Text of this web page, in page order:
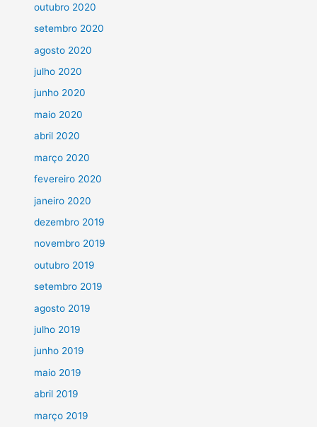
outubro 2020
setembro 2020
agosto 2020
julho 2020
junho 2020
maio 2020
abril 2020
março 2020
fevereiro 2020
janeiro 2020
dezembro 2019
novembro 2019
outubro 2019
setembro 2019
agosto 2019
julho 2019
junho 2019
maio 2019
abril 2019
março 2019